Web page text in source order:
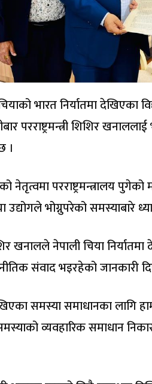
भारत निर्यातमा देखिएका
परराष्ट्रमन्त्री शिशिर
।
नेतृत्वमा परराष्ट्रमन्त्रालय
भोग्नुपरेको समस्याबारे
खनालले नेपाली चिया
संवाद भइरहेको जानकारी
समस्या समाधानका लागि
व्यवहारिक समाधान